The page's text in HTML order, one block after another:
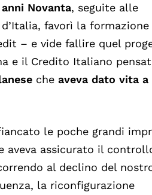
Novanta, seguite alle
favorì la
– e vide fallire quel
e il Credito Italiano
che aveva dato vita a
le poche grandi
assicurato il
al declino del
la riconfigurazione